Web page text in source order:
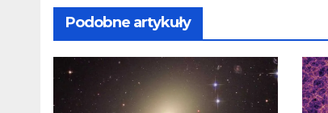
Podobne artykuły